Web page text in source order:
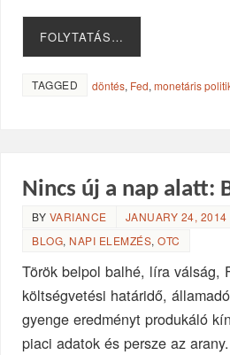
FOLYTATÁS…
TAGGED döntés, Fed,monetáris
Nincs új a nap alatt:
BY VARIANCE
JANUARY 24, 2014
BLOG, NAPI ELEMZÉS,OTC
Török belpol balhé, líra válság,
költségvetési határidő,
gyenge eredményt produkáló
piaci adatok és persze az